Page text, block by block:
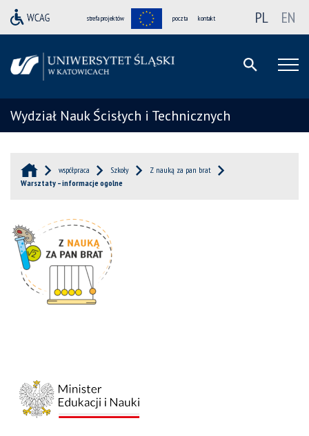
strefa projektów poczta kontakt PL EN
Wydział Nauk Ścisłych i Technicznych
współpraca Szkoły
Z nauką za pan brat
Warsztaty – informacje ogolne